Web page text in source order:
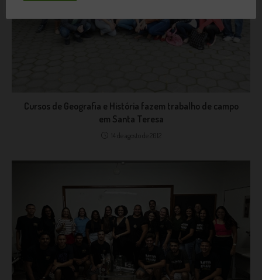
Cursos de Geografia e História fazem trabalho de campo
em Santa Teresa
14 de agosto de 2012